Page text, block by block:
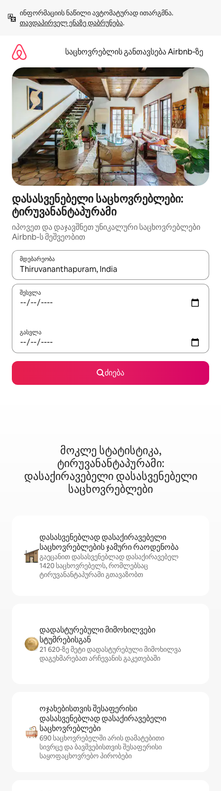
გადასვლა
თავდაპირველ ენაზე დაბრუნება.
საცხოვრებლის განთავსება Airbnb‑ზე
დასასვენებელი საცხოვრებლები:
ტირუვანანტაპურამი
იპოვეთ და დაჯავშნეთ უნიკალური საცხოვრებლები
Airbnb-ს მეშვეობით
მდებარეობა
როცა შედეგები ხელმისაწვდომი გახდება, ნავიგაციისთვის
შესვლა
გასვლა
ძიება
მოკლე სტატისტიკა,
ტირუვანანტაპურამი:
დასაქირავებელი დასასვენებელი
საცხოვრებლები
დასასვენებლად დასაქირავებელი
საცხოვრებლების ჯამური რაოდენობა
გაეცანით დასასვენებლად დასაქირავებელ
1420 საცხოვრებელს, რომლებსაც
ტირუვანანტაპურამი გთავაზობთ
დადასტურებული მიმოხილვები
სტუმრებისგან
21 620‑ზე მეტი დადასტურებული მიმოხილვა
დაგეხმარებათ არჩევანის გაკეთებაში
ოჯახებისთვის შესაფერისი
დასასვენებლად დასაქირავებელი
საცხოვრებლები
690 საცხოვრებელში არის დამატებითი
სივრცე და ბავშვებისთვის შესაფერისი
საყოფაცხოვრებო პირობები